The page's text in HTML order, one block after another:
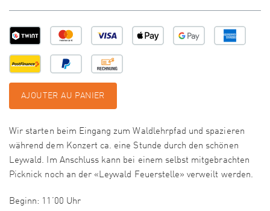
AJOUTER AU PANIER
Wir starten beim Eingang zum Waldlehrpfad und spazieren
während dem Konzert ca. eine Stunde durch den schönen
Leywald. Im Anschluss kann bei einem selbst mitgebrachten
Picknick noch an der «Leywald Feuerstelle» verweilt werden.
Beginn: 11’00 Uhr